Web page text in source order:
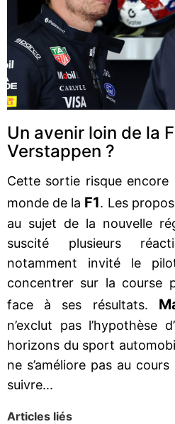
Un avenir loin de la
Verstappen ?
Cette sortie risque
monde de la F1. Les
au sujet de la nouvelle
suscité plusieurs
notamment invité le
concentrer sur la course
face à ses résultats.
n’exclut pas l’hypothèse
horizons du sport
ne s’améliore pas au
suivre...
Articles liés